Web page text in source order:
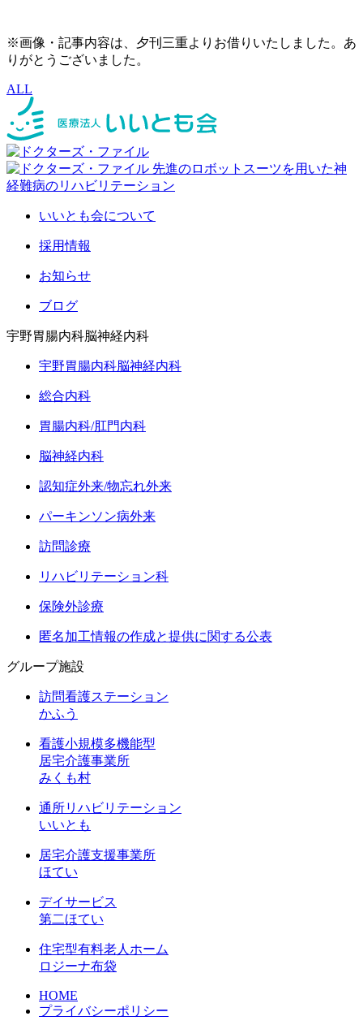
※画像・記事内容は、夕刊三重よりお借りいたしました。あ
りがとうございました。
ALL
いいとも会について
採用情報
お知らせ
ブログ
宇野胃腸内科脳神経内科
宇野胃腸内科脳神経内科
総合内科
胃腸内科/肛門内科
脳神経内科
認知症外来/物忘れ外来
パーキンソン病外来
訪問診療
リハビリテーション科
保険外診療
匿名加工情報の作成と提供に関する公表
グループ施設
訪問看護ステーション
かふう
看護小規模多機能型
居宅介護事業所
みくも村
通所リハビリテーション
いいとも
居宅介護支援事業所
ほてい
デイサービス
第二ほてい
住宅型有料老人ホーム
ロジーナ布袋
HOME
プライバシーポリシー